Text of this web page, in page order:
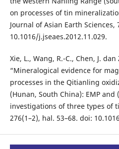
on processes of tin
Journal of Asian Earth Sciences,
10.1016/j.jseaes.2012.11.029.
Xie, L., Wang, R.-C., Chen, J. dan
“Mineralogical evidence for
processes in the Qitianling
(Hunan, South China): EMP and
investigations of three types of
276(1–2), hal. 53–68. doi: